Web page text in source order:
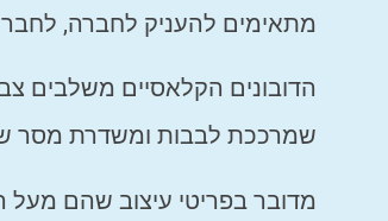
מתאימים להעניק לחברה, לחבר
הדובונים הקלאסיים משלבים
שמרככת לבבות ומשדרת מסר
מדובר בפריטי עיצוב שהם